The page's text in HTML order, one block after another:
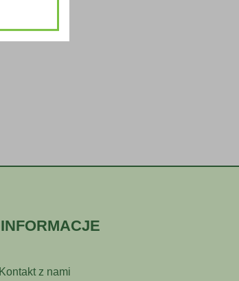
INFORMACJE
Kontakt z nami